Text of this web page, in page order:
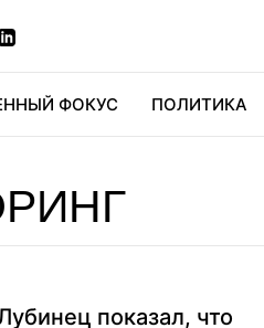
ФОКУС ПОЛИТИКА
показал, что